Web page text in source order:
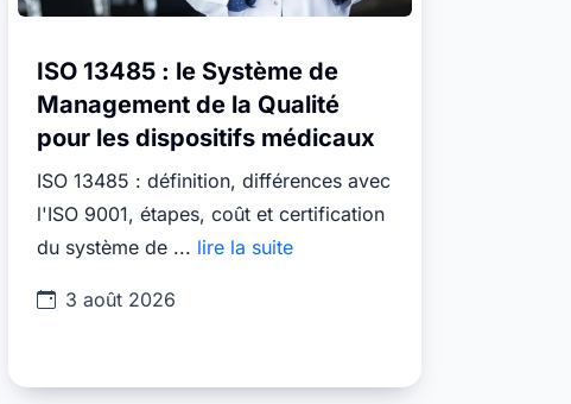
ISO 13485 : le Système de
Management de la Qualité
pour les dispositifs médicaux
ISO 13485 : définition, différences avec
l'ISO 9001, étapes, coût et certification
du système de ... lire la suite
3 août 2026